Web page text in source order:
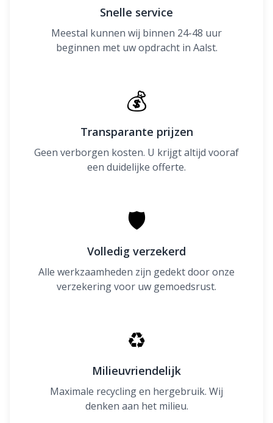
Snelle service
Meestal kunnen wij binnen 24-48 uur
beginnen met uw opdracht in Aalst.
💰
Transparante prijzen
Geen verborgen kosten. U krijgt altijd vooraf
een duidelijke offerte.
🛡
Volledig verzekerd
Alle werkzaamheden zijn gedekt door onze
verzekering voor uw gemoedsrust.
♻
Milieuvriendelijk
Maximale recycling en hergebruik. Wij
denken aan het milieu.